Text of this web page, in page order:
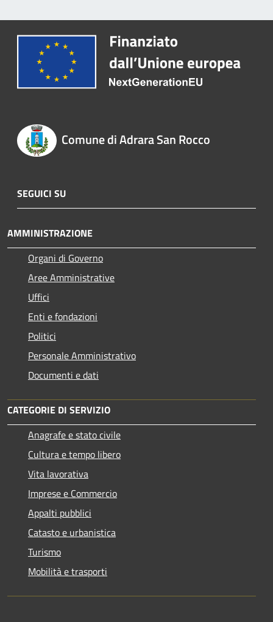
Comune di Adrara San Rocco
SEGUICI SU
AMMINISTRAZIONE
Organi di Governo
Aree Amministrative
Uffici
Enti e fondazioni
Politici
Personale Amministrativo
Documenti e dati
CATEGORIE DI SERVIZIO
Anagrafe e stato civile
Cultura e tempo libero
Vita lavorativa
Imprese e Commercio
Appalti pubblici
Catasto e urbanistica
Turismo
Mobilità e trasporti